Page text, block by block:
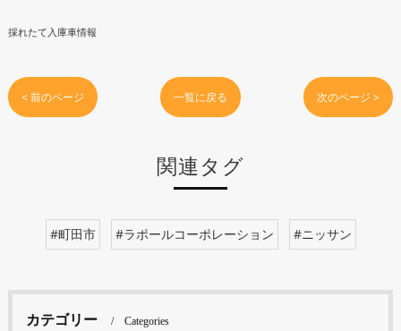
採れたて入庫車情報
< 前のページ 一覧に戻る 次のページ >
関連タグ
#町田市 #ラポールコーポレーション #ニッサン
カテゴリー Categories